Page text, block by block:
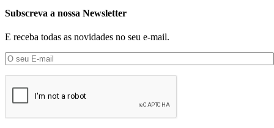
Subscreva a nossa Newsletter
E receba todas as novidades no seu e-mail.